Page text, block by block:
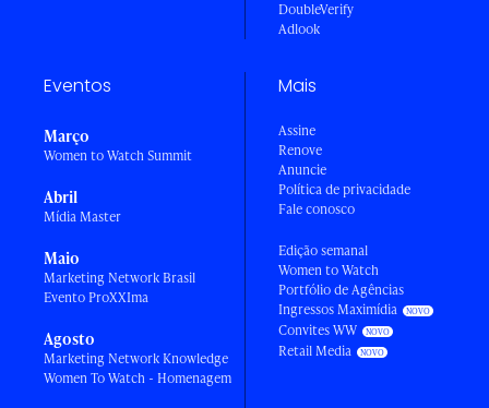
DoubleVerify
Adlook
Eventos
Março
Women to Watch Summit
Abril
Mídia Master
Maio
Marketing Network Brasil
Evento ProXXIma
Agosto
Marketing Network Knowledge
Women To Watch - Homenagem
Mais
Assine
Renove
Anuncie
Política de privacidade
Fale conosco
Edição semanal
Women to Watch
Portfólio de Agências
Ingressos Maximídia
Convites WW
Retail Media